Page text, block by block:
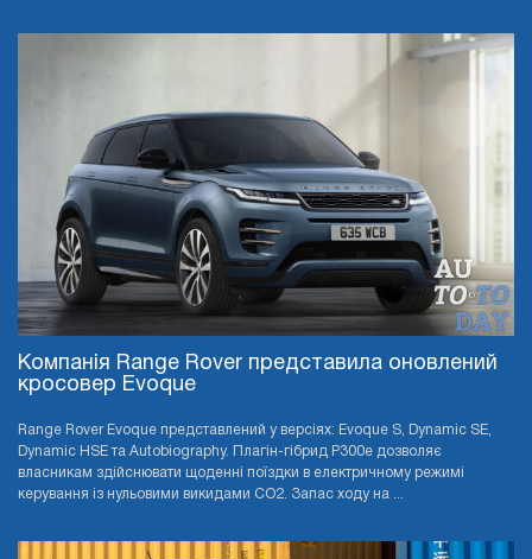
Компанія Range Rover представила оновлений
кросовер Evoque
Range Rover Evoque представлений у версіях: Evoque S, Dynamic SE,
Dynamic HSE та Autobiography. Плагін-гібрид P300e дозволяє
власникам здійснювати щоденні поїздки в електричному режимі
керування із нульовими викидами CO2. Запас ходу на ...